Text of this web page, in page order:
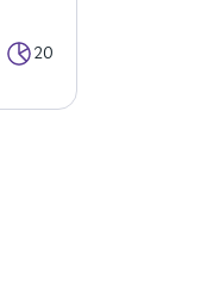
20